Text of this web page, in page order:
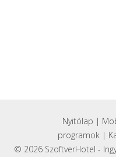
Nyitólap |
programok|
© 2026 SzoftverHotel -